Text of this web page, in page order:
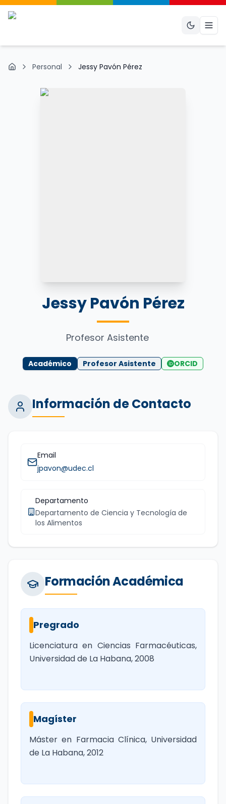
Inicio Personal Jessy Pavón Pérez
Jessy Pavón Pérez
Profesor Asistente
Académico Profesor Asistente ORCID
Información de Contacto
Email
jpavon@udec.cl
Departamento
Departamento de Ciencia y Tecnología de
los Alimentos
Formación Académica
Pregrado
Licenciatura en Ciencias Farmacéuticas,
Universidad de La Habana, 2008
Magíster
Máster en Farmacia Clínica, Universidad
de La Habana, 2012